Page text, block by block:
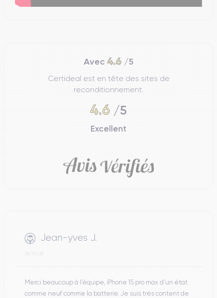
Avec 4.6/5
Certideal est en tête des sites de
reconditionnement.
4.6 /5
Excellent
Jean-yves J.
26/07/26
Merci beaucoup à l’équipe, iPhone 15 pro max d’un état
comme neuf comme la batterie. Je suis très content de